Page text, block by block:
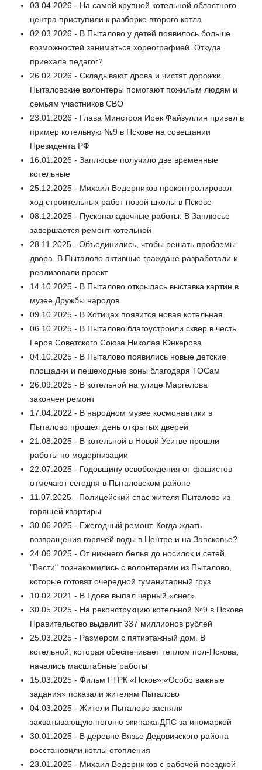
03.04.2026 - На самой крупной котельной областного
центра приступили к разборке второго котла
02.03.2026 - В Пыталово у детей появилось больше
возможностей заниматься хореографией. Откуда
приехала педагог?
26.02.2026 - Складывают дрова и чистят дорожки.
Пыталовские волонтеры помогают пожилым людям и
семьям участников СВО
23.01.2026 - Глава Минстроя Ирек Файзуллин привел в
пример котельную №9 в Пскове на совещании
Президента РФ
16.01.2026 - Заплюсье получило две временные
котельные
25.12.2025 - Михаил Ведерников проконтролировал
ход строительных работ новой школы в Пскове
08.12.2025 - Пусконаладочные работы. В Заплюсье
завершается ремонт котельной
28.11.2025 - Объединились, чтобы решать проблемы
двора. В Пыталово активные граждане разработали и
реализовали проект
14.10.2025 - В Пыталово открылась выставка картин в
музее Дружбы народов
09.10.2025 - В Хотицах появится новая котельная
06.10.2025 - В Пыталово благоустроили сквер в честь
Героя Советского Союза Николая Юнкерова
04.10.2025 - В Пыталово появились новые детские
площадки и пешеходные зоны благодаря ТОСам
26.09.2025 - В котельной на улице Маргелова
закончен ремонт
17.04.2022 - В народном музее космонавтики в
Пыталово прошёл день открытых дверей
21.08.2025 - В котельной в Новой Уситве прошли
работы по модернизации
22.07.2025 - Годовщину освобождения от фашистов
отмечают сегодня в Пыталовском районе
11.07.2025 - Полицейский спас жителя Пыталово из
горящей квартиры
30.06.2025 - Ежегодный ремонт. Когда ждать
возвращения горячей воды в Центре и на Запсковье?
24.06.2025 - От нижнего белья до носилок и сетей.
"Вести" познакомились с волонтерами из Пыталово,
которые готовят очередной гуманитарный груз
10.02.2021 - В Гдове выпал черный «снег»
30.05.2025 - На реконструкцию котельной №9 в Пскове
Правительство выделит 337 миллионов рублей
25.03.2025 - Размером с пятиэтажный дом. В
котельной, которая обеспечивает теплом пол-Пскова,
начались масштабные работы
15.03.2025 - Фильм ГТРК «Псков» «Особо важные
задания» показали жителям Пыталово
04.03.2025 - Жители Пыталово засняли
захватывающую погоню экипажа ДПС за иномаркой
30.01.2025 - В деревне Вязье Дедовичского района
восстановили котлы отопления
23.01.2025 - Михаил Ведерников с рабочей поездкой